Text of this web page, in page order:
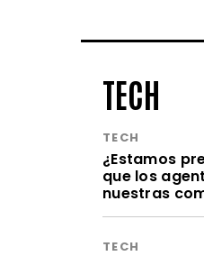
TECH
TECH
¿Estamos
que los
nuestras
TECH